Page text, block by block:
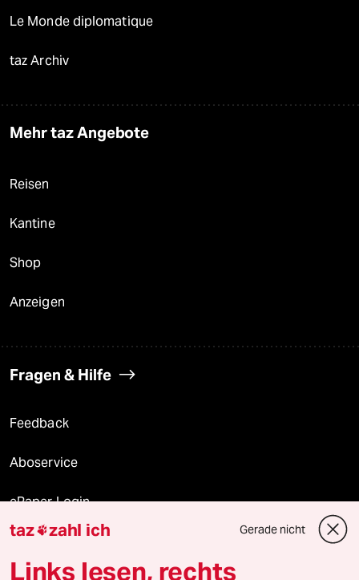
Le Monde diplomatique
taz Archiv
Mehr taz Angebote
Reisen
Kantine
Shop
Anzeigen
Fragen & Hilfe
Feedback
Aboservice
ePaper Login
Downloads für Abonnierende
taz zahl ich Gerade nicht
Links lesen, rechts